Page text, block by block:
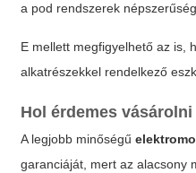
a pod rendszerek
E mellett megfigyelhető az is,
alkatrészekkel rendelkező
Hol érdemes
A legjobb minőségű
garanciáját, mert az alacsony